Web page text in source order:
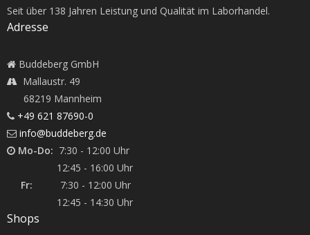
Seit über 138 Jahren Leistung und Qualität im Laborhandel.
Adresse
Buddeberg GmbH
Mallaustr. 49
68219 Mannheim
+49 621 87690-0
info@buddeberg.de
Mo-Do: 7:30 - 12:00 Uhr
12:45 - 16:00 Uhr
Fr: 7:30 - 12:00 Uhr
12:45 - 14:30 Uhr
Shops